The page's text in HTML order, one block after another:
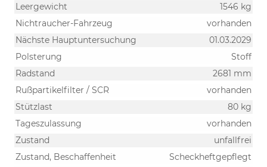
Leergewicht
1546 kg
Nichtraucher-Fahrzeug
vorhanden
Nächste Hauptuntersuchung
01.03.2029
Polsterung
Stoff
Radstand
2681 mm
Rußpartikelfilter / SCR
vorhanden
Stützlast
80 kg
Tageszulassung
vorhanden
Zustand
unfallfrei
Zustand, Beschaffenheit
Scheckheftgepflegt